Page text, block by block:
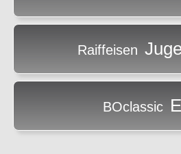
Raiffeisen
BOclassic